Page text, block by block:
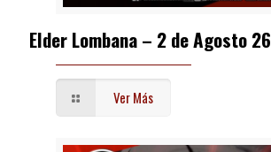
Elder Lombana – 2 de Agosto 26
Ver Más